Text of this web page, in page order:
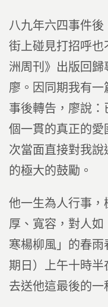
八九年六四事件
街上碰見打招呼也
洲周刊》出版回
廖。因同期我有
事後轉告，廖說
個一貫的真正的愛
次當面直接對我
的極大的鼓勵。
他一生為人行事，
厚、寬容，對人
寒楊柳風」的春
期日）上午十時半
去送他這最後的一